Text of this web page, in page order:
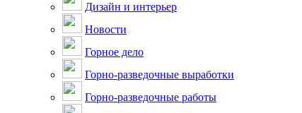
Дизайн и интерьер
Новости
Горное дело
Горно-разведочные выработки
Горно-разведочные работы